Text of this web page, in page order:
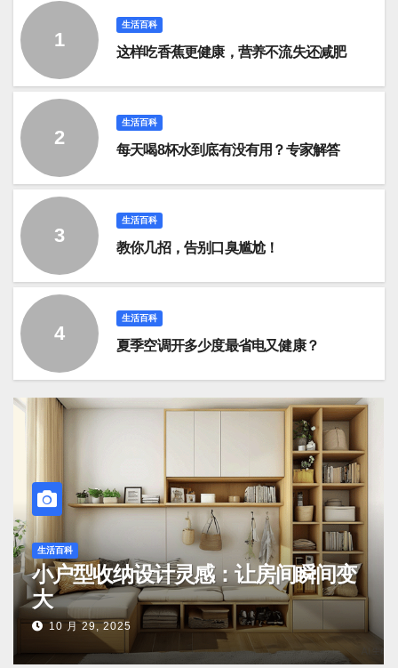
生活百科
这样吃香蕉更健康，营养不流失还减肥
生活百科
每天喝8杯水到底有没有用？专家解答
生活百科
教你几招，告别口臭尴尬！
生活百科
夏季空调开多少度最省电又健康？
科的实用技巧
生活百科
小户型收纳设计灵
大
10 月 29, 2025